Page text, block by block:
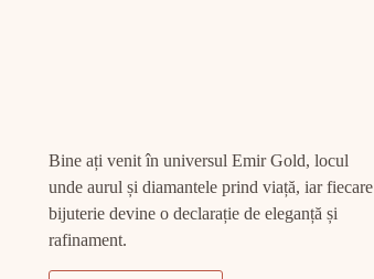
Bine ați venit în universul Emir Gold, locul
unde aurul și diamantele prind viață, iar fiecare
bijuterie devine o declarație de eleganță și
rafinament.